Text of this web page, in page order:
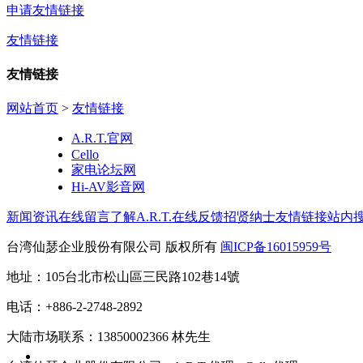
申请友情链接
友情链接
友情链接
网站首页 > 友情链接
A.R.T.官网
Cello
家电论坛网
Hi-AV影音网
新闻资讯在线留言了解A.R.T.在线反馈招贤纳士友情链接站内
台湾仙瑟企业股份有限公司 版权所有 闽ICP备16015959号
地址：105台北市松山區三民路102巷14號
电话：+886-2-2748-2892
大陆市场联系：13850002366 林先生